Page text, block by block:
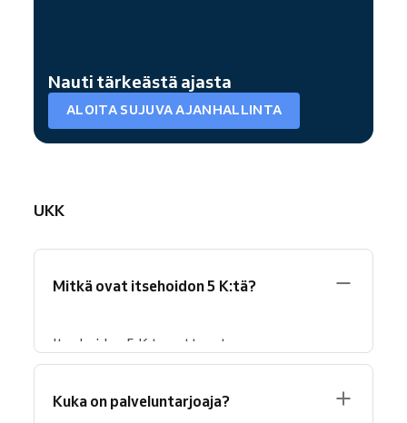
Nauti tärkeästä ajasta
ALOITA SUJUVA AJANHALLINTA
UKK
Mitkä ovat itsehoidon 5 K:tä?
Itsehoidon 5 K:ta auttavat
tasapainoisempaan ja parempaan arkeen. Ne
(Compassion),Yhteys(Connection),
Kuka on palveluntarjoaja?